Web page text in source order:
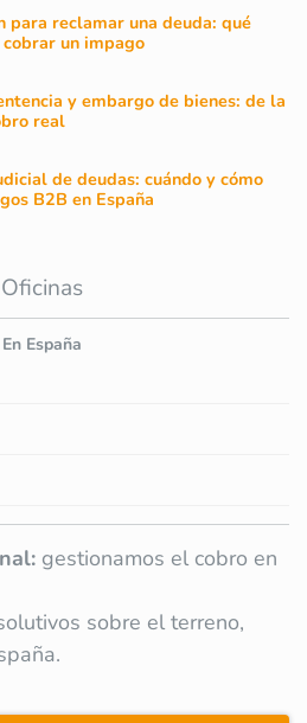
para reclamar una deuda: qué
un impago
y embargo de bienes: de la
real
de deudas: cuándo y cómo
B2B en España
Oficinas
En España
gestionamos el cobro en
sobre el terreno,